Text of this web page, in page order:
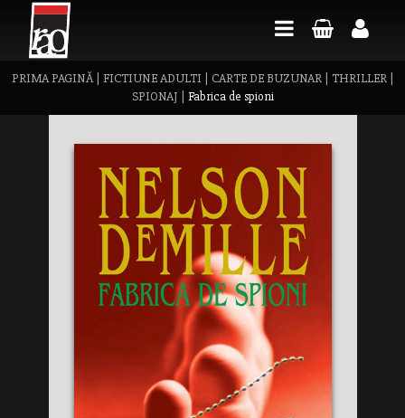
PRIMA PAGINĂ| FICTIUNE ADULTI CARTE DE BUZUNAR| THRILLER|
SPIONAJ
Fabrica de spioni